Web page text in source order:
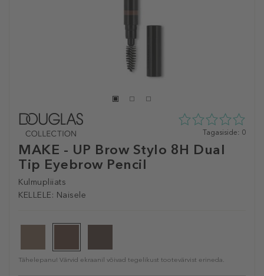
MAKE - UP Brow Stylo 8H Dual
Tip Eyebrow Pencil
Kulmupliiats
KELLELE: Naisele
0
5st
Tagasiside: 0
Tähelepanu! Värvid ekraanil võivad tegelikust tootevärvist erineda.